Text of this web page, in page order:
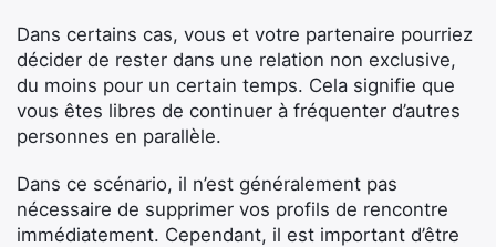
Dans certains cas, vous et votre partenaire pourriez
décider de rester dans une relation non exclusive,
du moins pour un certain temps. Cela signifie que
vous êtes libres de continuer à fréquenter d’autres
personnes en parallèle.
Dans ce scénario, il n’est généralement pas
nécessaire de supprimer vos profils de rencontre
immédiatement. Cependant, il est important d’être